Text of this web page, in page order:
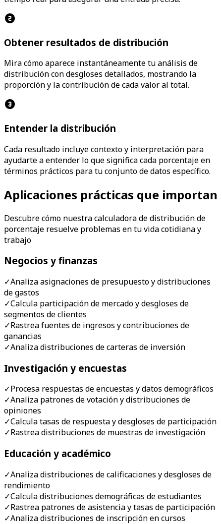
Obtener resultados de distribución
Mira cómo aparece instantáneamente tu análisis de
distribución con desgloses detallados, mostrando la
proporción y la contribución de cada valor al total.
Entender la distribución
Cada resultado incluye contexto y interpretación para
ayudarte a entender lo que significa cada porcentaje en
términos prácticos para tu conjunto de datos específico.
Aplicaciones prácticas que importan
Descubre cómo nuestra calculadora de distribución de
porcentaje resuelve problemas en tu vida cotidiana y
trabajo
Negocios y finanzas
✓Analiza asignaciones de presupuesto y distribuciones
de gastos
✓Calcula participación de mercado y desgloses de
segmentos de clientes
✓Rastrea fuentes de ingresos y contribuciones de
ganancias
✓Analiza distribuciones de carteras de inversión
Investigación y encuestas
✓Procesa respuestas de encuestas y datos demográficos
✓Analiza patrones de votación y distribuciones de
opiniones
✓Calcula tasas de respuesta y desgloses de participación
✓Rastrea distribuciones de muestras de investigación
Educación y académico
✓Analiza distribuciones de calificaciones y desgloses de
rendimiento
✓Calcula distribuciones demográficas de estudiantes
✓Rastrea patrones de asistencia y tasas de participación
✓Analiza distribuciones de inscripción en cursos